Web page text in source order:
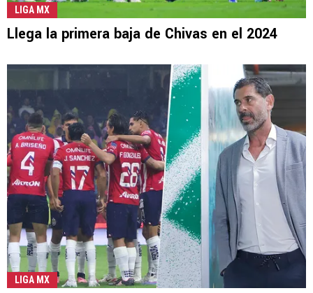
LIGA MX
Llega la primera baja de Chivas en el 2024
LIGA MX